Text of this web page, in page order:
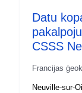
Tips:
Datu
CSSS
Francijas
Neuville-sur-